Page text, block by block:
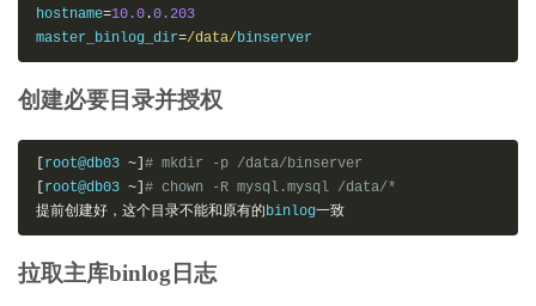
hostname=10.0 .0.203
master_binlog_dir=/data/binserver
创建必要目录并授权
root@db03 ~] # mkdir -p /data/binserver
root@db03 ~] # chown -R mysql.mysql /data/*
提前创建好，这个目录不能和原有的binlog一致
拉取主库binlog日志